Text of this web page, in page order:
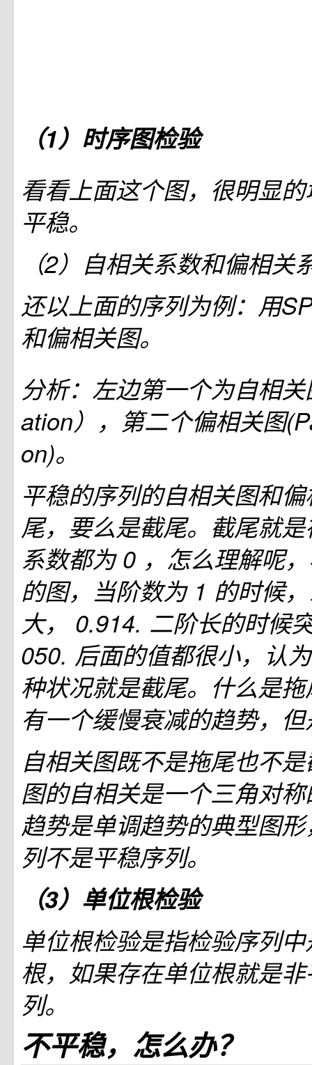
（1）时序图检验
看看上面这个图，很明显
平稳。
（2）自相关系数和偏相关
还以上面的序列为例：用
和偏相关图。
分析：左边第一个为自相
ation），第二个偏相关图
on)。
平稳的序列的自相关图和
尾，要么是截尾。截尾就
系数都为 0 ，怎么理解呢
的图，当阶数为 1 的时候
大， 0.914. 二阶长的时候
050. 后面的值都很小，认
种状况就是截尾。什么是
有一个缓慢衰减的趋势，
自相关图既不是拖尾也不
图的自相关是一个三角对
趋势是单调趋势的典型图
列不是平稳序列。
（3）单位根检验
单位根检验是指检验序列
根，如果存在单位根就是
列。
不平稳，怎么办？